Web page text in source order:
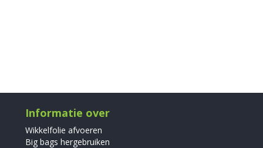
Informatie over
Wikkelfolie afvoeren
Big bags hergebruiken